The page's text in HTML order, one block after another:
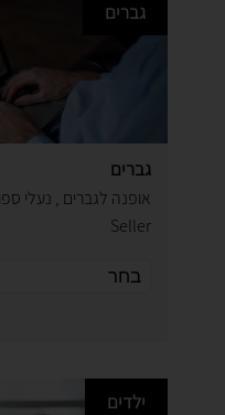
גברים
גברים
Seller
ילדים